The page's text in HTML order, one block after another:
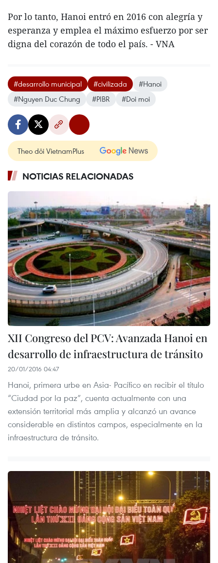
Por lo tanto, Hanoi entró en 2016 con alegría y
esperanza y emplea el máximo esfuerzo por ser
digna del corazón de todo el país. - VNA
#desarrollo municipal #civilizada
#Hanoi
#Nguyen Duc Chung
#PIBR #Doi moi
Theo dõi VietnamPlus
NOTICIAS RELACIONADAS
XII Congreso del PCV: Avanzada Hanoi en
desarrollo de infraestructura de tránsito
20/01/2016 04:47
Hanoi, primera urbe en Asia- Pacífico en recibir el título
“Ciudad por la paz”, cuenta actualmente con una
extensión territorial más amplia y alcanzó un avance
considerable en distintos campos, especialmente en la
infraestructura de tránsito.